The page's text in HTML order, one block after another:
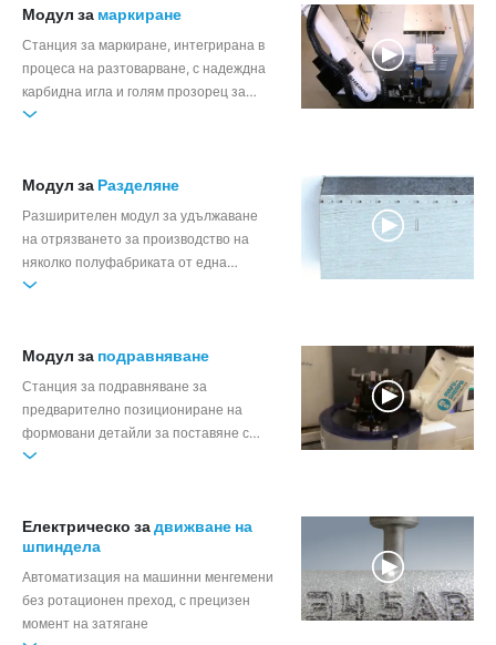
Модул за маркиране
Станция за маркиране, интегрирана в
процеса на разтоварване, с надеждна
карбидна игла и голям прозорец за
маркиране
Модул за Разделяне
Разширителен модул за удължаване
на отрязването за производство на
няколко полуфабриката от една
заготовка
Модул за подравняване
Станция за подравняване за
предварително позициониране на
формовани детайли за поставяне с
ориентация по положение в
Електрическо задвижване на
шпиндела
Автоматизация на машинни менгемени
без ротационен преход, с прецизен
момент на затягане